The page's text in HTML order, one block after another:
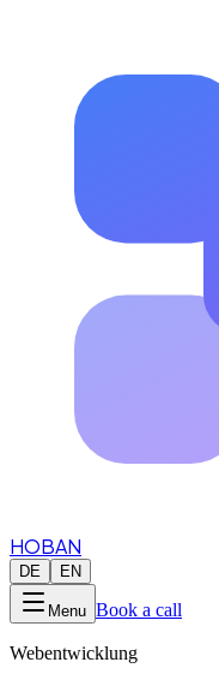
HOBAN
DE EN
Menu Book a call
Webentwicklung